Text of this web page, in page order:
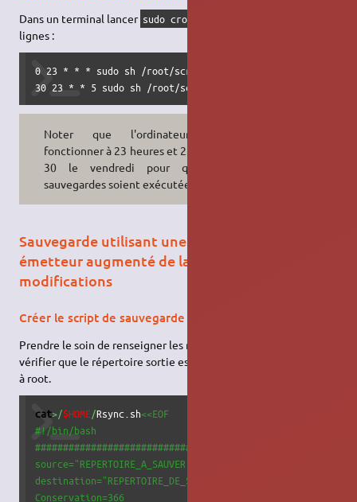
Dans un terminal lancer sudo crontab -e
lignes :
0 23 * * * sudo sh /root/script/sauvegarde_www_daily.sh >/
30 23 * * 5 sudo sh /root/script/sauvegarde_www_weekly.sh
Noter que l'ordinateur doit
fonctionner à 23 heures et 23 heures
30 le vendredi pour que ces
sauvegardes soient exécutées.
Sauvegarde utilisant une fois l'espace disque
émetteur augmenté de la taille cumulée des
modifications
Créer le script de sauvegarde
Prendre le soin de renseigner les répertoires à traiter et de
vérifier que le répertoire sortie est aussi accessible en écriture
à root.
cat>/$HOME/Rsync.sh<<EOF
#!/bin/bash
#######################################
source="REPERTOIRE_A_SAUVER"             #### Exemple
destination="REPERTOIRE_DE_SAUVEGARDE"   #### Sans
Conservation=366                         #### Toutes les